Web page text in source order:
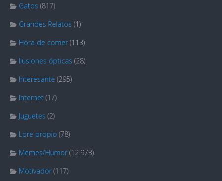
Gatos (817)
Grandes Relatos (1)
Hora de comer (113)
Ilusiones ópticas (28)
Interesante (295)
Internet (17)
Juguetes (2)
Lore propio (78)
Memes/Humor (12.973)
Motivador (117)